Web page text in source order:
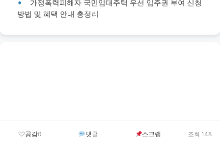
가정폭력피해자 국민임대주택 우선 입주권 부여 신청
방법 및 혜택 안내 총정리
공감0 댓글 스크랩 조회 148